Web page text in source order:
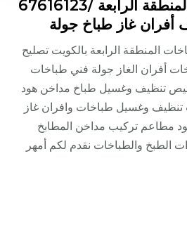
فني طباخات هندي المنطقة الرابعة /67616123
أفران غاز طباخ جولة
المنطقة الرابعة بالكويت تصليح
أفران الغاز جولة فني طباخات
تنظيف وغسيل طباخ مداخن هود
تنظيف وغسيل طباخات وافران غاز
مطاعم تركيب مداخن المطابخ
الطبخ والطباخات نقدم لكم أمهر